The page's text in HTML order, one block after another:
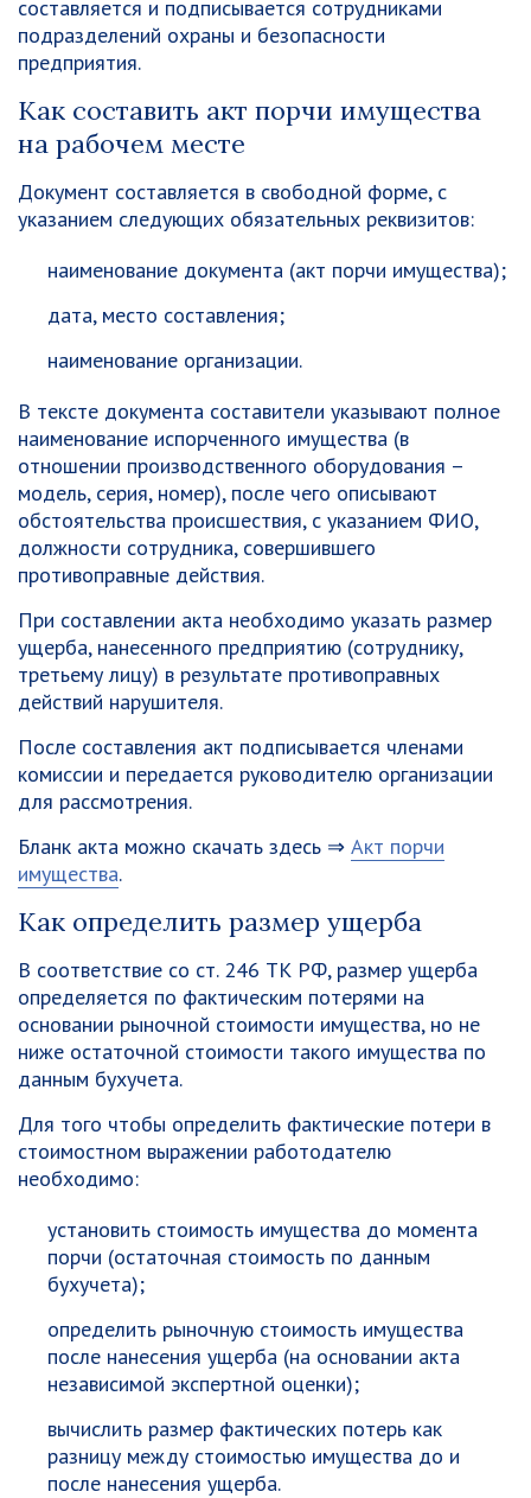
составляется и подписывается сотрудниками
подразделений охраны и безопасности
предприятия.
Как составить акт порчи имущества
на рабочем месте
Документ составляется в свободной форме, с
указанием следующих обязательных реквизитов:
наименование документа (акт порчи имущества);
дата, место составления;
наименование организации.
В тексте документа составители указывают полное
наименование испорченного имущества (в
отношении производственного оборудования –
модель, серия, номер), после чего описывают
обстоятельства происшествия, с указанием ФИО,
должности сотрудника, совершившего
противоправные действия.
При составлении акта необходимо указать размер
ущерба, нанесенного предприятию (сотруднику,
третьему лицу) в результате противоправных
действий нарушителя.
После составления акт подписывается членами
комиссии и передается руководителю организации
для рассмотрения.
Бланк акта можно скачать здесь ⇒ Акт порчи
имущества.
Как определить размер ущерба
В соответствие со ст. 246 ТК РФ, размер ущерба
определяется по фактическим потерями на
основании рыночной стоимости имущества, но не
ниже остаточной стоимости такого имущества по
данным бухучета.
Для того чтобы определить фактические потери в
стоимостном выражении работодателю
необходимо:
установить стоимость имущества до момента
порчи (остаточная стоимость по данным
бухучета);
определить рыночную стоимость имущества
после нанесения ущерба (на основании акта
независимой экспертной оценки);
вычислить размер фактических потерь как
разницу между стоимостью имущества до и
после нанесения ущерба.